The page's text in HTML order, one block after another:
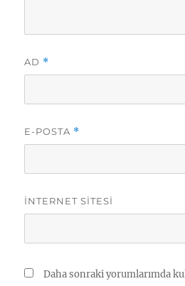
AD *
E-POSTA *
İNTERNET SITESI
Daha sonraki yorumlarımda